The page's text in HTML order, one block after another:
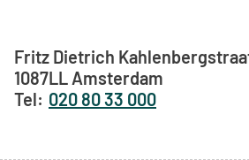
Adresgegevens
Fritz Dietrich
1087LL Amsterdam
020 80 33 000